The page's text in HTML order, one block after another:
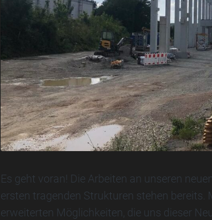
Es geht voran! Die Arbeiten an unseren
ersten tragenden Strukturen stehen
erweiterten Möglichkeiten, die uns dieser